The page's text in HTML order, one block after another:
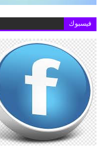
فيسبوك